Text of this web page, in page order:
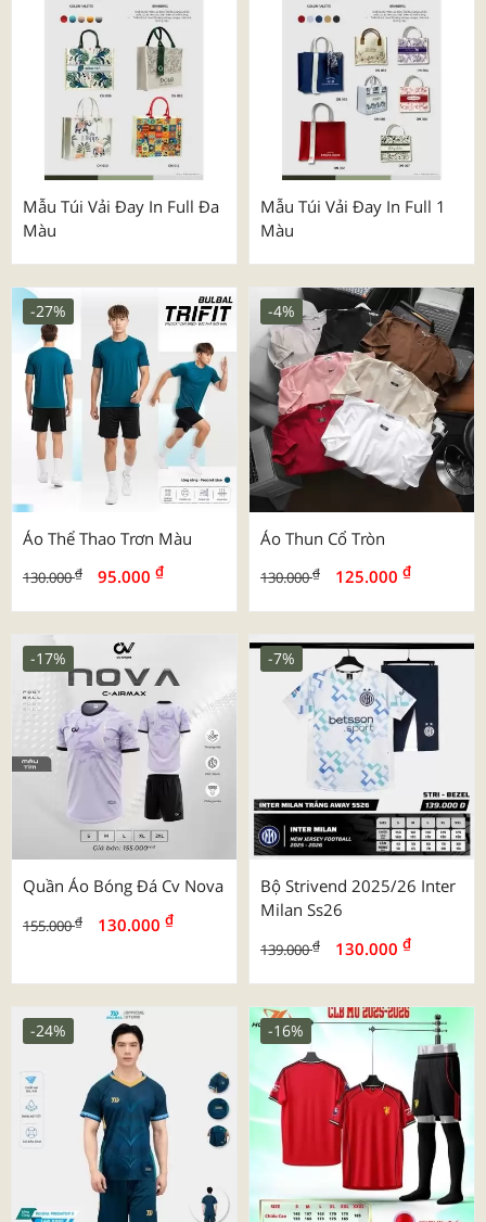
Mẫu Túi Vải Đay In Full Đa
Màu
Mẫu Túi Vải Đay In Full 1
Màu
Áo Thể Thao Trơn Màu
130.000₫ 95.000 ₫
-27%
Áo Thun Cổ Tròn
130.000₫ 125.000 ₫
-4%
Quần Áo Bóng Đá Cv Nova
155.000₫ 130.000 ₫
-17%
Bộ Strivend 2025/26 Inter
Milan Ss26
139.000₫ 130.000 ₫
-7%
-24% -16%